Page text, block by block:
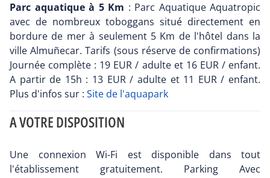
Parc aquatique à 5 Km : Parc Aquatique Aquatropic
avec de nombreux toboggans situé directement en
bordure de mer à seulement 5 Km de l'hôtel dans la
ville Almuñecar. Tarifs (sous réserve de confirmations)
Journée complète : 19 EUR / adulte et 16 EUR / enfant.
A partir de 15h : 13 EUR / adulte et 11 EUR / enfant.
Plus d'infos sur : Site de l'aquapark
A VOTRE DISPOSITION
Une connexion Wi-Fi est disponible dans tout
l'établissement gratuitement. Parking Avec